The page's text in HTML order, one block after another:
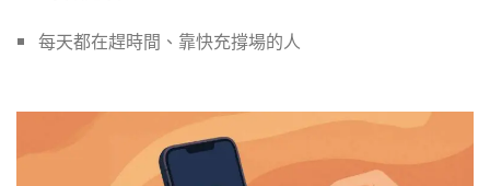
每天都在趕時間、靠快充撐場的人